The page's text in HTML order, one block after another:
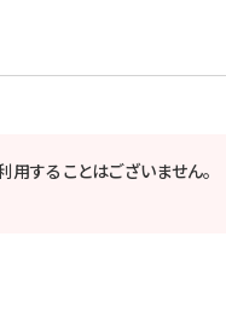
することはございません。